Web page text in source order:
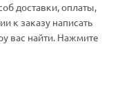
доставки, оплаты,
к заказу написать
вас найти. Нажмите